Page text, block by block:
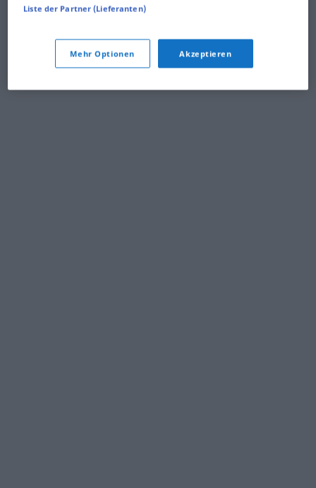
Liste der Partner (Lieferanten)
Mehr Optionen Akzeptieren